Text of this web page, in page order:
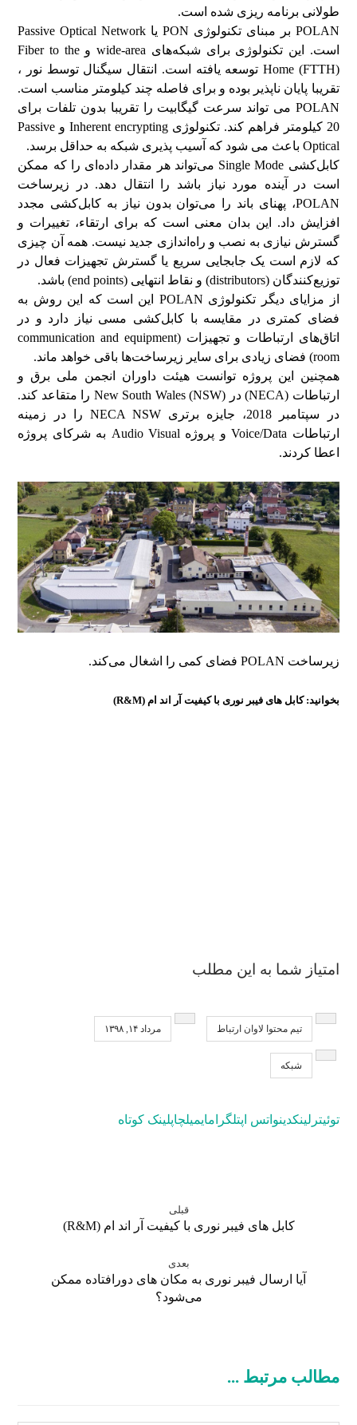
طولانی برنامه ریزی شده است.
POLAN بر مبنای تکنولوژی PON یا Passive Optical Network
است. این تکنولوژی برای شبکه‌های wide-area و Fiber to the
Home (FTTH) توسعه یافته است. انتقال سیگنال توسط نور ،
تقریبا پایان ناپذیر بوده و برای فاصله چند کیلومتر مناسب است.
POLAN می تواند سرعت گیگابیت را تقریبا بدون تلفات برای
20 کیلومتر فراهم کند. تکنولوژی Inherent encrypting و Passive
Optical باعث می شود که آسیب پذیری شبکه به حداقل برسد.
کابل‌کشی Single Mode می‌تواند هر مقدار داده‌ای را که ممکن
است در آینده مورد نیاز باشد را انتقال دهد. در زیرساخت
POLAN، پهنای باند را می‌توان بدون نیاز به کابل‌کشی مجدد
افزایش داد. این بدان معنی است که برای ارتقاء، تغییرات و
گسترش نیازی به نصب و راه‌اندازی جدید نیست. همه آن چیزی
که لازم است یک جابجایی سریع یا گسترش تجهیزات فعال در
توزیع‌کنندگان (distributors) و نقاط انتهایی (end points) باشد.
از مزایای دیگر تکنولوژی POLAN این است که این روش به
فضای کمتری در مقایسه با کابل‌کشی مسی نیاز دارد و در
اتاق‌های ارتباطات و تجهیزات (communication and equipment
room) فضای زیادی برای سایر زیرساخت‌ها باقی خواهد ماند.
همچنین این پروژه توانست هیئت داوران انجمن ملی برق و
ارتباطات (NECA) در New South Wales (NSW) را متقاعد کند.
در سپتامبر 2018، جایزه برتری NECA NSW را در زمینه
ارتباطات Voice/Data و پروژه Audio Visual به شرکای پروژه
اعطا کردند.
زیرساخت POLAN فضای کمی را اشغال می‌کند.
بخوانید: کابل های فیبر نوری با کیفیت آر اند ام (R&M)
امتیاز شما به این مطلب
تیم محتوا لاوان ارتباط مرداد ۱۴, ۱۳۹۸
شبکه
توئیتر لینکدینواتس اپتلگرامایمیلچاپلینک کوتاه
قبلی
کابل های فیبر نوری با کیفیت آر اند ام (R&M)
بعدی
آیا ارسال فیبر نوری به مکان های دورافتاده ممکن
می‌شود؟
مطالب مرتبط ...